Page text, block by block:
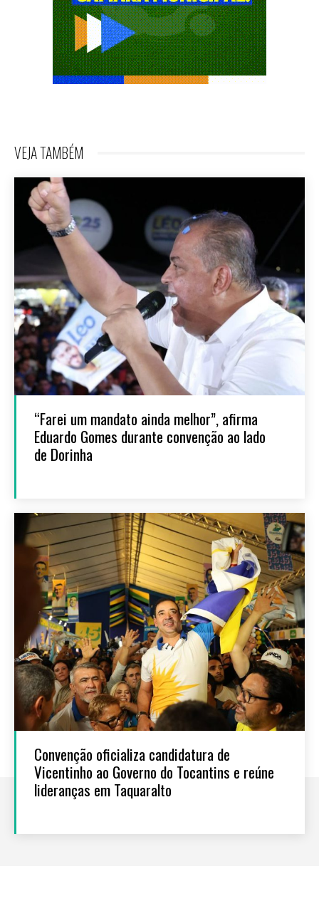
VEJA TAMBÉM
“Farei um mandato ainda melhor”, afirma
Eduardo Gomes durante convenção ao lado
de Dorinha
Convenção oficializa candidatura de
Vicentinho ao Governo do Tocantins e reúne
lideranças em Taquaralto